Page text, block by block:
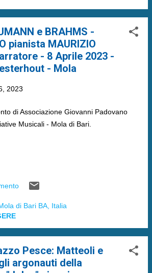
e BRAHMS -
pianista MAURIZIO
- 8 Aprile 2023 -
- Mola
2023
di Associazione Giovanni Padovano
Musicali - Mola di Bari.
di Bari BA, Italia
Pesce: Matteoli e
argonauti della